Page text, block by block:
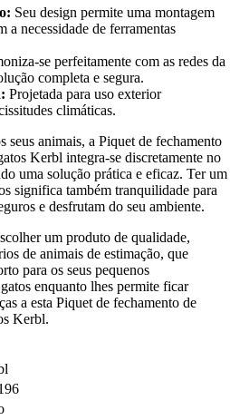
Seu design permite uma montagem
a necessidade de ferramentas
se perfeitamente com as redes da
completa e segura.
Projetada para uso exterior
climáticas.
seus animais, a Piquet de fechamento
Kerbl integra-se discretamente no
uma solução prática e eficaz. Ter um
significa também tranquilidade para
e desfrutam do seu ambiente.
um produto de qualidade,
de animais de estimação, que
para os seus pequenos
enquanto lhes permite ficar
a esta Piquet de fechamento de
Kerbl.